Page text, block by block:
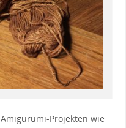
Projekten wie